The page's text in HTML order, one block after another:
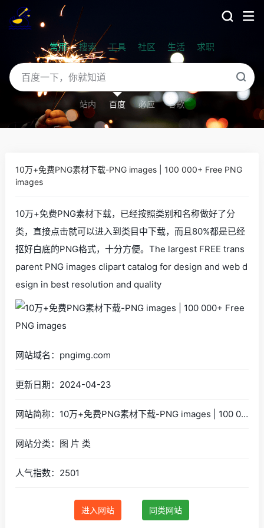
常用 搜索 工具 社区 生活 求职
站内 百度 必应 谷歌
10万+免费PNG素材下载-PNG images | 100 000+ Free PNG
images
10万+免费PNG素材下载，已经按照类别和名称做好了分
类，直接点击就可以进入到类目中下载，而且80%都是已经
抠好白底的PNG格式，十分方便。The largest FREE trans
parent PNG images clipart catalog for design and web d
esign in best resolution and quality
网站域名：pngimg.com
更新日期：2024-04-23
网站简称：10万+免费PNG素材下载-PNG images | 100 000+ Free PNG images
网站分类：图 片 类
人气指数：2501
进入网站 同类网站